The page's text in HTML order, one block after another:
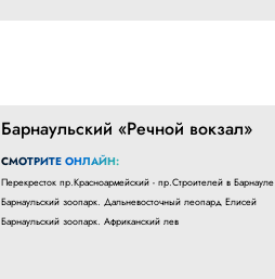
Барнаульский «Речной вокзал»
СМОТРИТЕ ОНЛАЙН:
Перекресток пр.Красноармейский - пр.Строителей в Барнауле
Барнаульский зоопарк. Дальневосточный леопард Елисей
Барнаульский зоопарк. Африканский лев